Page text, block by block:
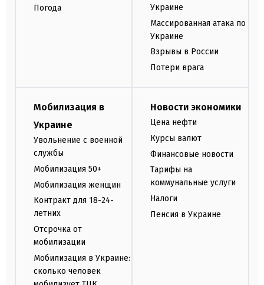
Погода
Украине
Массированная атака по
Украине
Взрывы в России
Потери врага
Мобилизация в
Украине
Увольнение с военной
службы
Мобилизация 50+
Мобилизация женщин
Контракт для 18-24-
летних
Отсрочка от
мобилизации
Мобилизация в Украине:
сколько человек
Новости экономики
Цена нефти
Курсы валют
Финансовые новости
Тарифы на
коммунальные услуги
Налоги
Пенсия в Украине